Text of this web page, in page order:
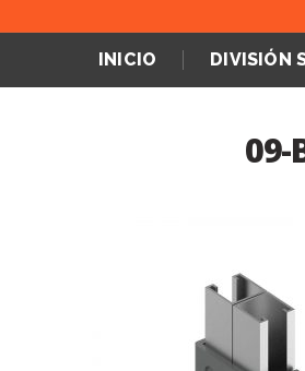
INICIO DIVISIÓN
09-